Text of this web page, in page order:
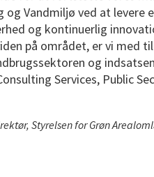
Vandmiljø ved at levere
og kontinuerlig
på området, er vi med
og
Services, Public
Styrelsen for Grøn